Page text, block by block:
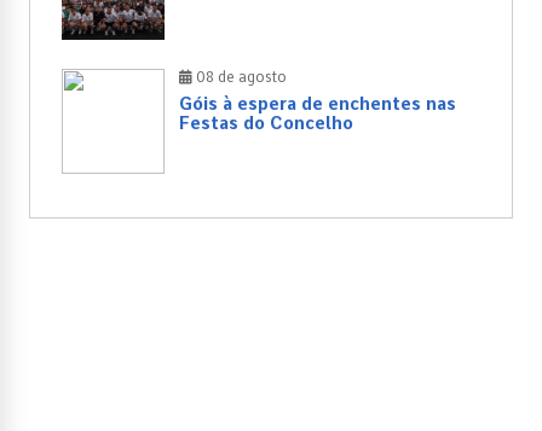
08 de agosto
Góis à espera de enchentes nas
Festas do Concelho